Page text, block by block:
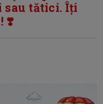
sau tătici. Îți
❣️